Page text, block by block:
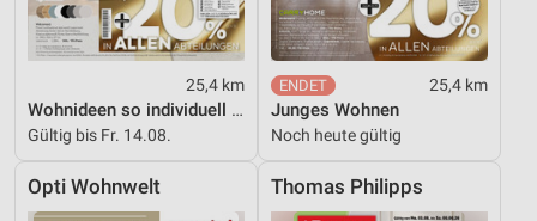
25,4 km
Wohnideen so individuell wie du!
Gültig bis Fr. 14.08.
25,4 km
Junges Wohnen
Noch heute gültig
Opti Wohnwelt Thomas Philipps
Verwendung genauer Standortdaten
Informationen identifizieren
Nicht-IAB-Verarbeitungszwecke:
Performance